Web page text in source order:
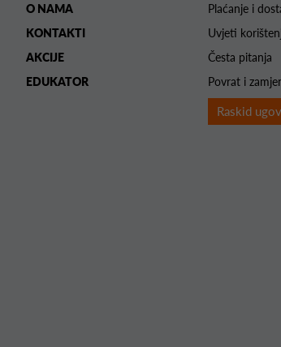
O NAMA
KONTAKTI
AKCIJE
EDUKATOR
Plaćanje i
Uvjeti
Česta pitanja
Povrat i
Raskid